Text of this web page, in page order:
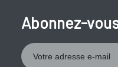
Abonnez-